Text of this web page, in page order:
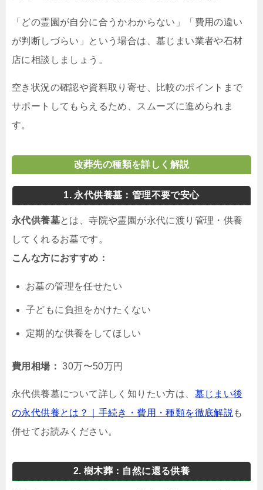
「どの霊園が自分に合うかわからない」「費用の違い
が判断しづらい」という場合は、墓じまい業者や石材
店に相談しましょう。
空き状況の確認や資料取り寄せ、比較のポイントまで
サポートしてもらえるため、スムーズに進められま
す。
改葬先の種類を詳しく解説
1. 永代供養墓：管理不要で安心
永代供養墓とは、寺院や霊園が永代に渡り管理・供養
してくれるお墓です。
こんな方におすすめ：
お墓の管理を任せたい
子どもに負担をかけたくない
定期的な供養をしてほしい
費用相場： 30万〜50万円
永代供養墓について詳しく知りたい方は、 墓じまい後
の永代供養とは？｜手続き・費用・種類を徹底解説 も
併せてお読みください。
2. 樹木葬：自然に還る供養